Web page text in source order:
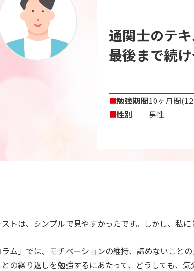
通関士のテ
最後まで続
■勉強期間10ヶ月間
■性別 男性
トは、シンプルで見やすかったです。しかし、私
ラム」では、モチベーションの維持、諦めないこと
との繰り返しを勉強するにあたって、どうしても、気